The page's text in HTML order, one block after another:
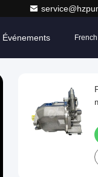
Événements French